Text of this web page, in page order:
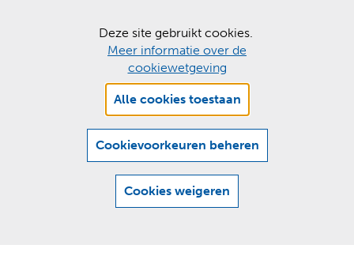
Deze site gebruikt cookies.
Meer informatie over de
cookiewetgeving
het
gebruik
van
Alle cookies toestaan
Cookievoorkeuren beheren
Cookies weigeren